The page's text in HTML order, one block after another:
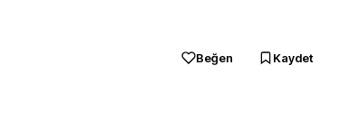
Beğen Kaydet